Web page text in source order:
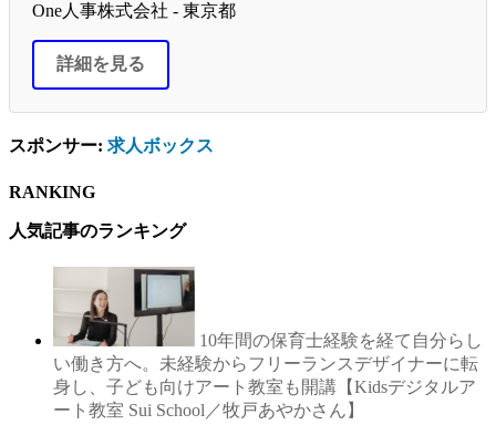
One人事株式会社 - 東京都
詳細を見る
スポンサー: 求人ボックス
RANKING
人気記事のランキング
10年間の保育士経験を経て自分らし
い働き方へ。未経験からフリーランスデザイナーに転
身し、子ども向けアート教室も開講【Kidsデジタルア
ート教室 Sui School／牧戸あやかさん】